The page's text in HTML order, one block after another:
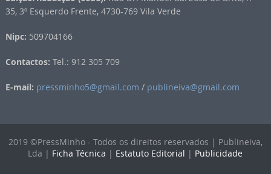
35, 3º Esquerdo Frente, 4730-769 Vila Verde
Nipc: 509704166
Contactos: Tel.: 912 305 709
E-mail: pressminho5@gmail.com / publineiva@gmail.com
2019 ©PressMinho - Todos os direitos reservados | Publineiva,
Lda | Ficha Técnica | Estatuto Editorial | Publicidade